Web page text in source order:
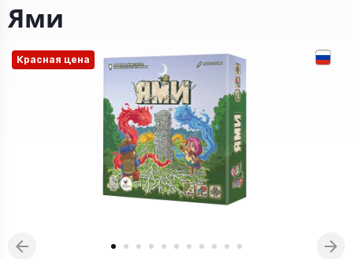
Ями
Красная цена